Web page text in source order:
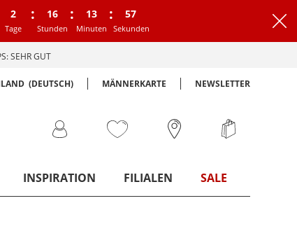
2
Tage
: 16
Stunden
: 13
Minuten
: 56
Sekunden
SEHR GUT
(DEUTSCH) MÄNNERKARTE NEWSLETTER
INSPIRATION FILIALEN SALE